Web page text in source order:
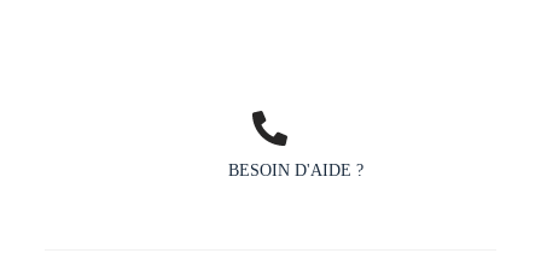
BESOIN D'AIDE ?